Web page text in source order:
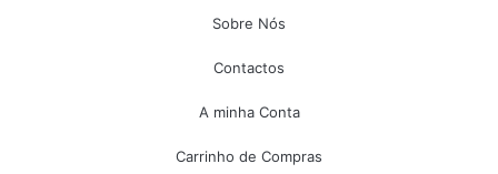
Sobre Nós
Contactos
A minha Conta
Carrinho de Compras